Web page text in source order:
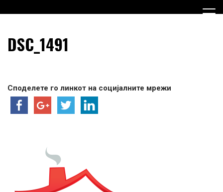
to
Граѓанска Опција за
Македонија
DSC_1491
Споделете го линкот на социјалните мрежи